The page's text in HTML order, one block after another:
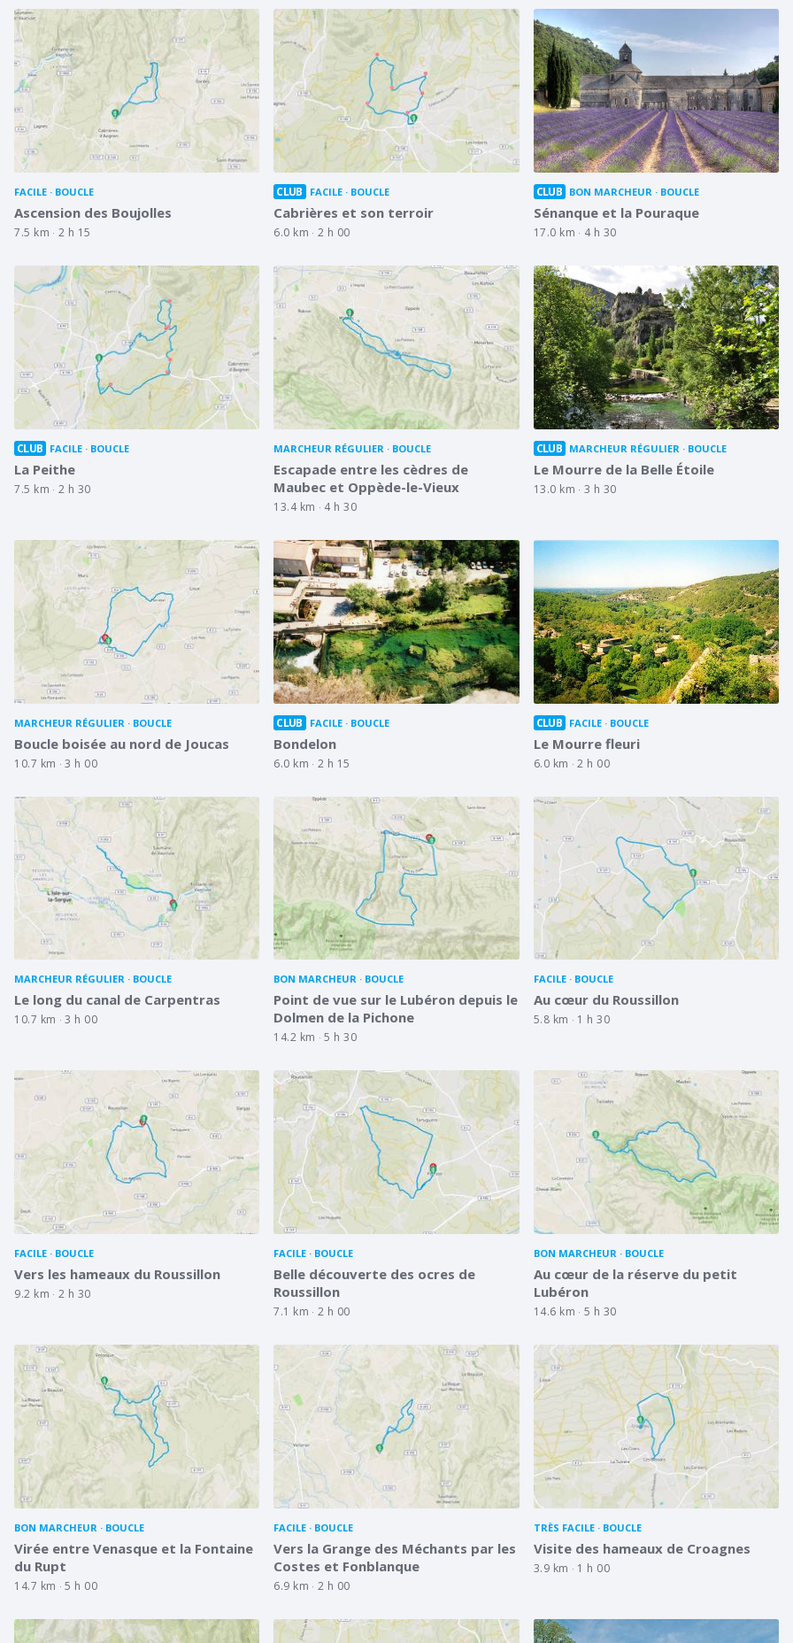
FACILE BOUCLE
Ascension des Boujolles
7.5 km 2 h 15
CLUB FACILE BOUCLE
Cabrières et son terroir
6.0 km 2 h 00
CLUB BON MARCHEUR BOUCLE
Sénanque et la Pouraque
17.0 km 4 h 30
CLUB FACILE BOUCLE
La Peithe
7.5 km 2 h 30
MARCHEUR RÉGULIER BOUCLE
Escapade entre les cèdres de
Maubec et Oppède-le-Vieux
13.4 km 4 h 30
CLUB MARCHEUR RÉGULIER BOUCLE
Le Mourre de la Belle Étoile
13.0 km 3 h 30
MARCHEUR RÉGULIER BOUCLE
Boucle boisée au nord de Joucas
10.7 km 3 h 00
CLUB FACILE BOUCLE
Bondelon
6.0 km 2 h 15
CLUB FACILE BOUCLE
Le Mourre fleuri
6.0 km 2 h 00
MARCHEUR RÉGULIER BOUCLE
Le long du canal de Carpentras
10.7 km 3 h 00
BON MARCHEUR BOUCLE
Point de vue sur le Lubéron depuis le
Dolmen de la Pichone
14.2 km 5 h 30
FACILE BOUCLE
Au cœur du Roussillon
5.8 km 1 h 30
FACILE BOUCLE
Vers les hameaux du Roussillon
9.2 km 2 h 30
FACILE BOUCLE
Belle découverte des ocres de
Roussillon
7.1 km 2 h 00
BON MARCHEUR BOUCLE
Au cœur de la réserve du petit
Lubéron
14.6 km 5 h 30
BON MARCHEUR BOUCLE
Virée entre Venasque et la Fontaine
du Rupt
14.7 km 5 h 00
FACILE BOUCLE
Vers la Grange des Méchants par les
Costes et Fonblanque
6.9 km 2 h 00
TRÈS FACILE BOUCLE
Visite des hameaux de Croagnes
3.9 km 1 h 00